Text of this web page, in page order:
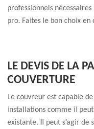
professionnels
pro. Faites le bon choix
LE DEVIS DE LA
COUVERTURE
Le couvreur est capable
installations comme il
existante. Il peut s’agir de